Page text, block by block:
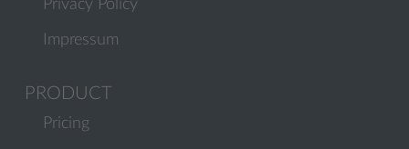
Privacy Policy
Impressum
PRODUCT
Pricing